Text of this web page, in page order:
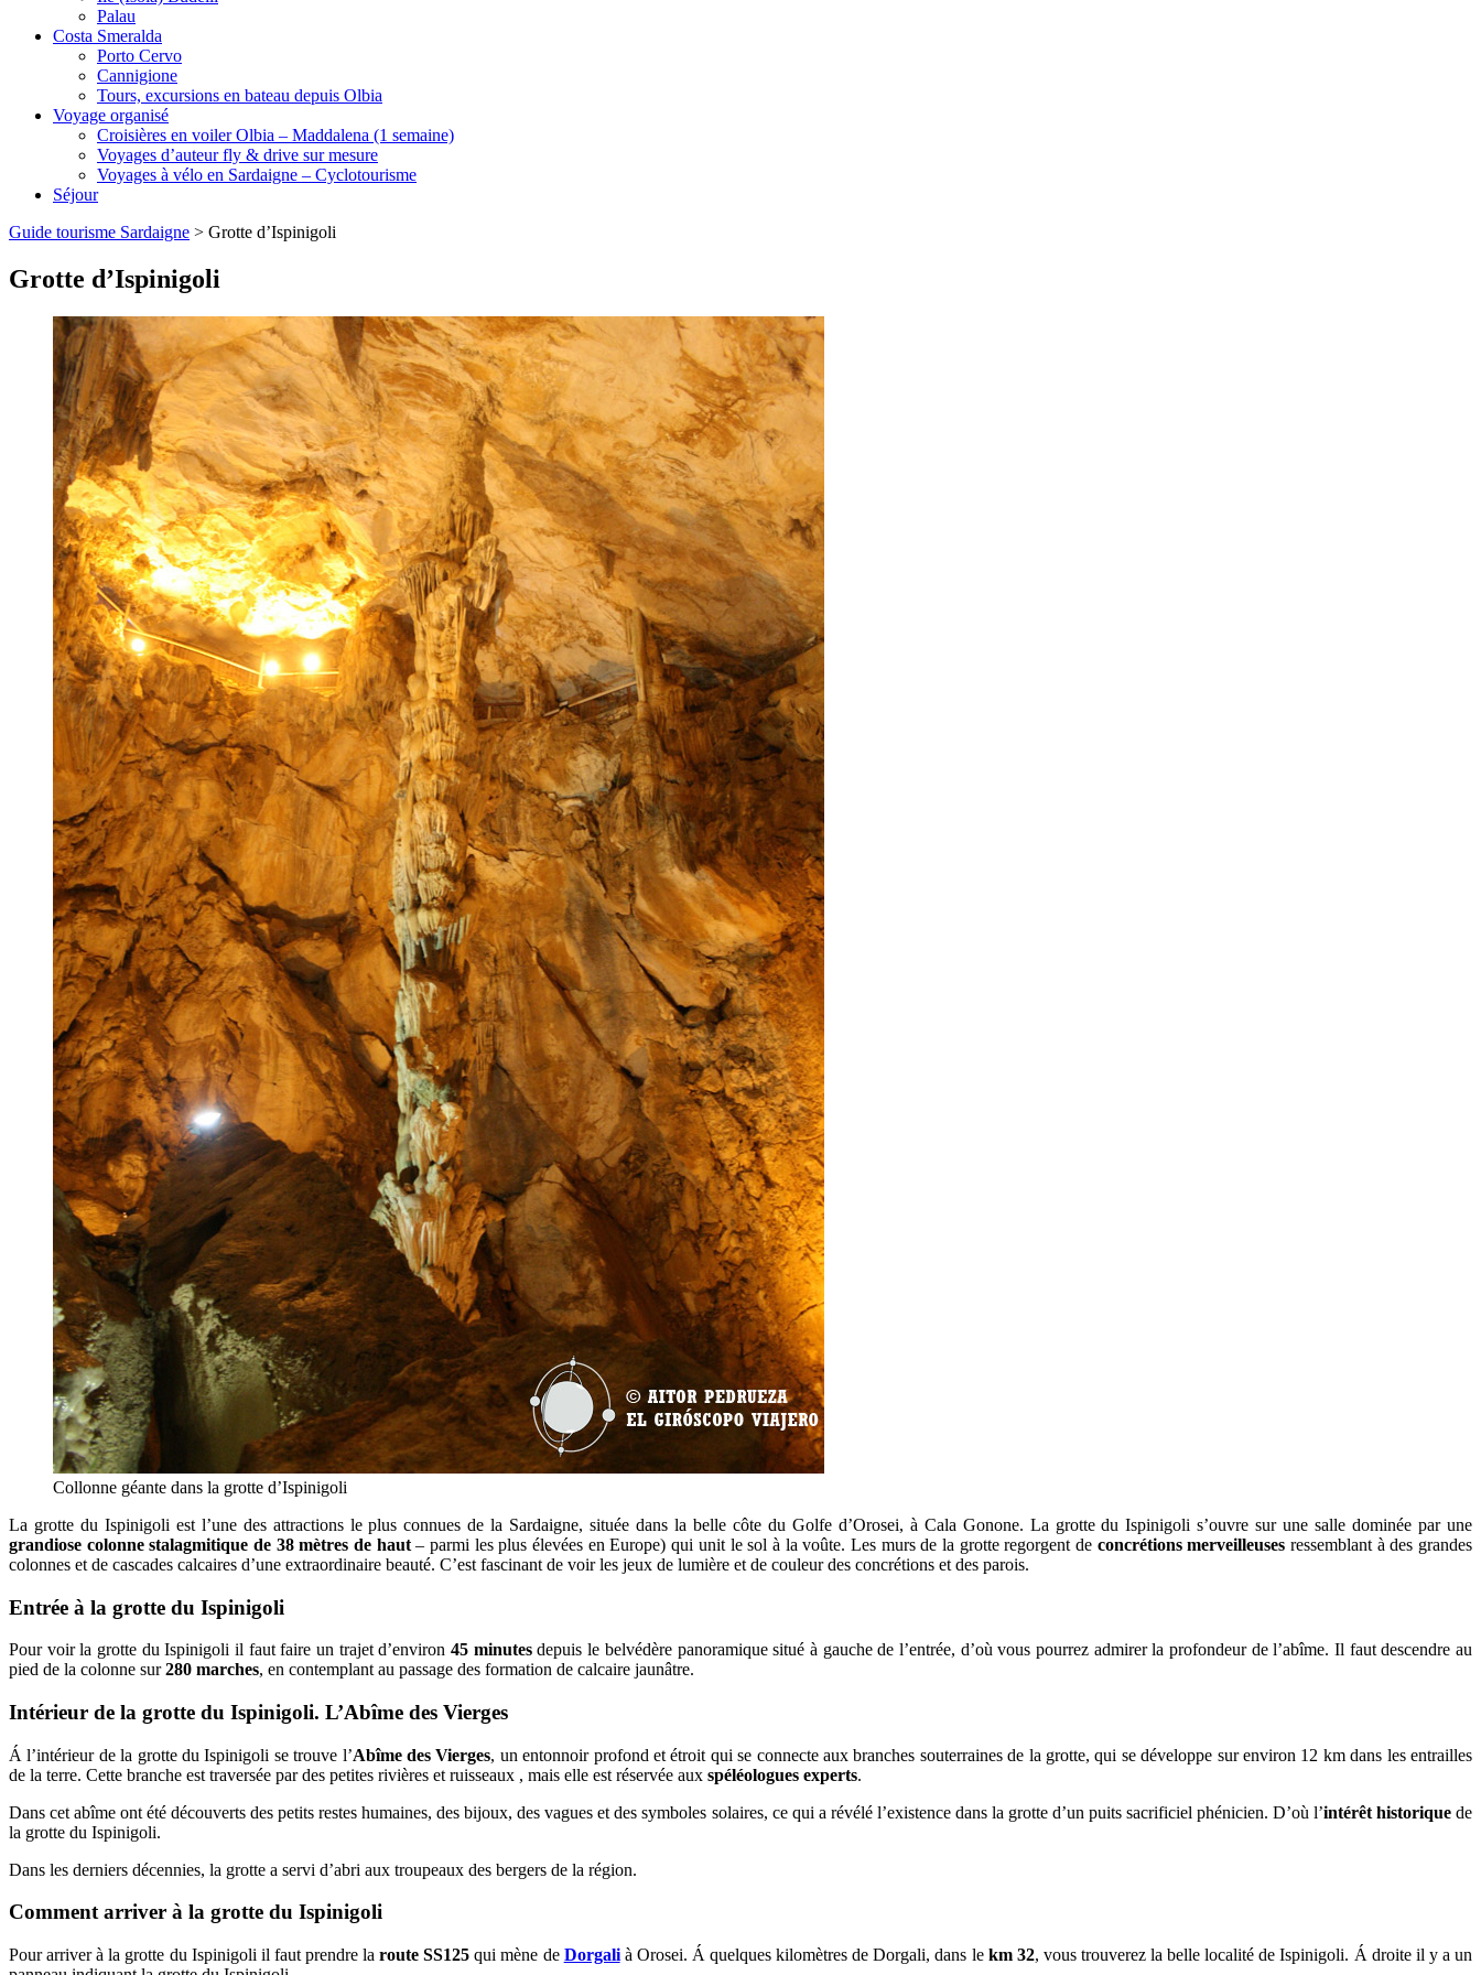
Palau
Costa Smeralda
Porto Cervo
Cannigione
Tours, excursions en bateau depuis Olbia
Voyage organisé
Croisières en voiler Olbia – Maddalena (1 semaine)
Voyages d’auteur fly & drive sur mesure
Voyages à vélo en Sardaigne – Cyclotourisme
Séjour
Guide tourisme Sardaigne > Grotte d’Ispinigoli
Grotte d’Ispinigoli
Collonne géante dans la grotte d’Ispinigoli
La grotte du Ispinigoli est l’une des attractions le plus connues de la Sardaigne, située dans la belle côte du Golfe d’Orosei, à Cala Gonone. La grotte du Ispinigoli s’ouvre sur une salle dominée par une
grandiose colonne stalagmitique de 38 mètres de haut– parmi les plus élevées en Europe) qui unit le sol à la voûte. Les murs de la grotte regorgent de concrétions merveilleuses ressemblant à des grandes
colonnes et de cascades calcaires d’une extraordinaire beauté. C’est fascinant de voir les jeux de lumière et de couleur des concrétions et des parois.
Entrée à la grotte du Ispinigoli
Pour voir la grotte du Ispinigoli il faut faire un trajet d’environ45 minutesdepuis le belvédère panoramique situé à gauche de l’entrée, d’où vous pourrez admirer la profondeur de l’abîme. Il faut descendre au
pied de la colonne sur280 marches, en contemplant au passage des formation de calcaire jaunâtre.
Intérieur de la grotte du Ispinigoli. L’Abîme des Vierges
Á l’intérieur de la grotte du Ispinigoli se trouve l’Abîme des Vierges, un entonnoir profond et étroit qui se connecte aux branches souterraines de la grotte, qui se développe sur environ 12 km dans les entrailles
de la terre. Cette branche est traversée par des petites rivières et ruisseaux , mais elle est réservée aux spéléologues experts.
Dans cet abîme ont été découverts des petits restes humaines, des bijoux, des vagues et des symboles solaires, ce qui a révélé l’existence dans la grotte d’un puits sacrificiel phénicien. D’où l’intérêt historiquede
la grotte du Ispinigoli.
Dans les derniers décennies, la grotte a servi d’abri aux troupeaux des bergers de la région.
Comment arriver à la grotte du Ispinigoli
Pour arriver à la grotte du Ispinigoli il faut prendre laroute SS125 qui mène de Dorgalià Orosei. Á quelques kilomètres de Dorgali, dans le km 32, vous trouverez la belle localité de Ispinigoli. Á droite il y a un